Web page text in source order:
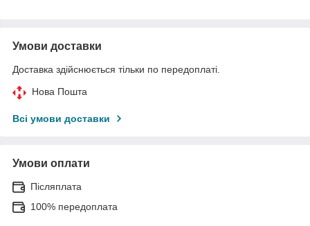
Умови доставки
Доставка здійснюється тільки по передоплаті.
Нова Пошта
Всі умови доставки
Умови оплати
Післяплата
100% передоплата